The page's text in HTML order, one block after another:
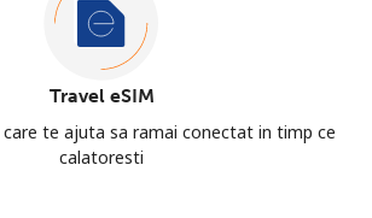
Travel eSIM
te ajuta sa ramai conectat in timp ce
calatoresti